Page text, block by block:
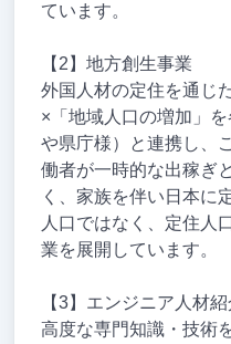
ています。
【2】地方創生事業
外国人材の定住を通じ
×「地域人口の増加」
や県庁様）と連携し、
働者が一時的な出稼ぎ
く、家族を伴い日本に
人口ではなく、定住人
業を展開しています。
【3】エンジニア人材紹
高度な専門知識・技術